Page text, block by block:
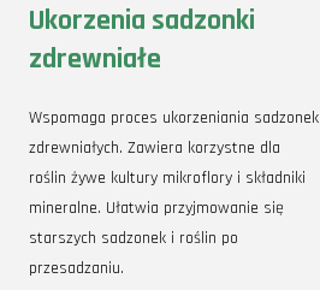
Ukorzenia sadzonki
zdrewniałe
Wspomaga proces ukorzeniania sadzonek
zdrewniałych. Zawiera korzystne dla
roślin żywe kultury mikroflory i składniki
mineralne. Ułatwia przyjmowanie się
starszych sadzonek i roślin po
przesadzaniu.